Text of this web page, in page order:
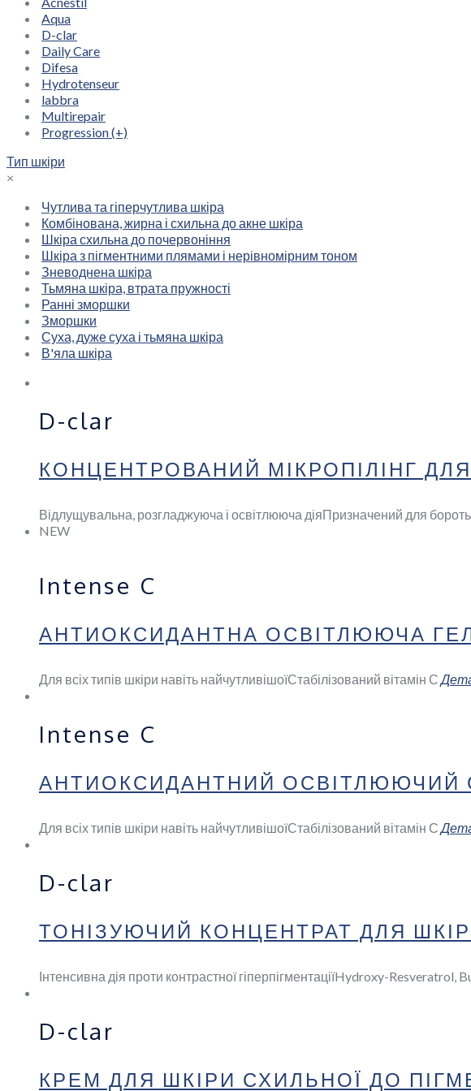
Aqua
D-clar
Daily Care
Difesa
Hydrotenseur
labbra
Multirepair
Progression (+)
Тип шкіри
×
Чутлива та гіперчутлива шкіра
Комбінована, жирна і схильна до акне шкіра
Шкіра схильна до почервоніння
Шкіра з пігментними плямами і нерівномірним тоном
Зневоднена шкіра
Тьмяна шкіра, втрата пружності
Ранні зморшки
Зморшки
Суха, дуже суха і тьмяна шкіра
В'яла шкіра
D-clar
КОНЦЕНТРОВАНИЙ МІКРОПІЛІНГ
Відлущувальна, розгладжуюча і освітлююча діяПризначений для
NEW
Intense C
АНТИОКСИДАНТНА ОСВІТЛЮЮЧА
Для всіх типів шкіри навіть найчутливішоїСтабілізований вітамін С
Intense C
АНТИОКСИДАНТНИЙ ОСВІТЛЮЮЧИЙ
Для всіх типів шкіри навіть найчутливішоїСтабілізований вітамін С
D-clar
ТОНІЗУЮЧИЙ КОНЦЕНТРАТ ДЛЯ
Інтенсивна дія проти контрастної гіперпігментаціїHydroxy-Resveratrol,
D-clar
КРЕМ ДЛЯ ШКІРИ СХИЛЬНОЇ ДО